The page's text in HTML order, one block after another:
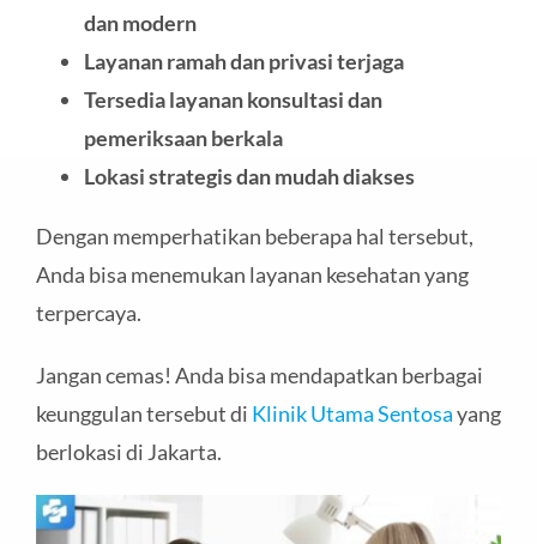
dan modern
Layanan ramah dan privasi terjaga
Tersedia layanan konsultasi dan
pemeriksaan berkala
Lokasi strategis dan mudah diakses
Dengan memperhatikan beberapa hal tersebut,
Anda bisa menemukan layanan kesehatan yang
terpercaya.
Jangan cemas! Anda bisa mendapatkan berbagai
keunggulan tersebut di Klinik Utama Sentosayang
berlokasi di Jakarta.